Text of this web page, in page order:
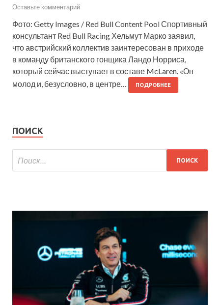
Оставьте комментарий
Фото: Getty Images / Red Bull Content Pool Спортивный
консультант Red Bull Racing Хельмут Марко заявил,
что австрийский коллектив заинтересован в приходе
в команду британского гонщика Ландо Норриса,
который сейчас выступает в составе McLaren. «Он
молод и, безусловно, в центре…
ПОДРОБНЕЕ
ПОИСК